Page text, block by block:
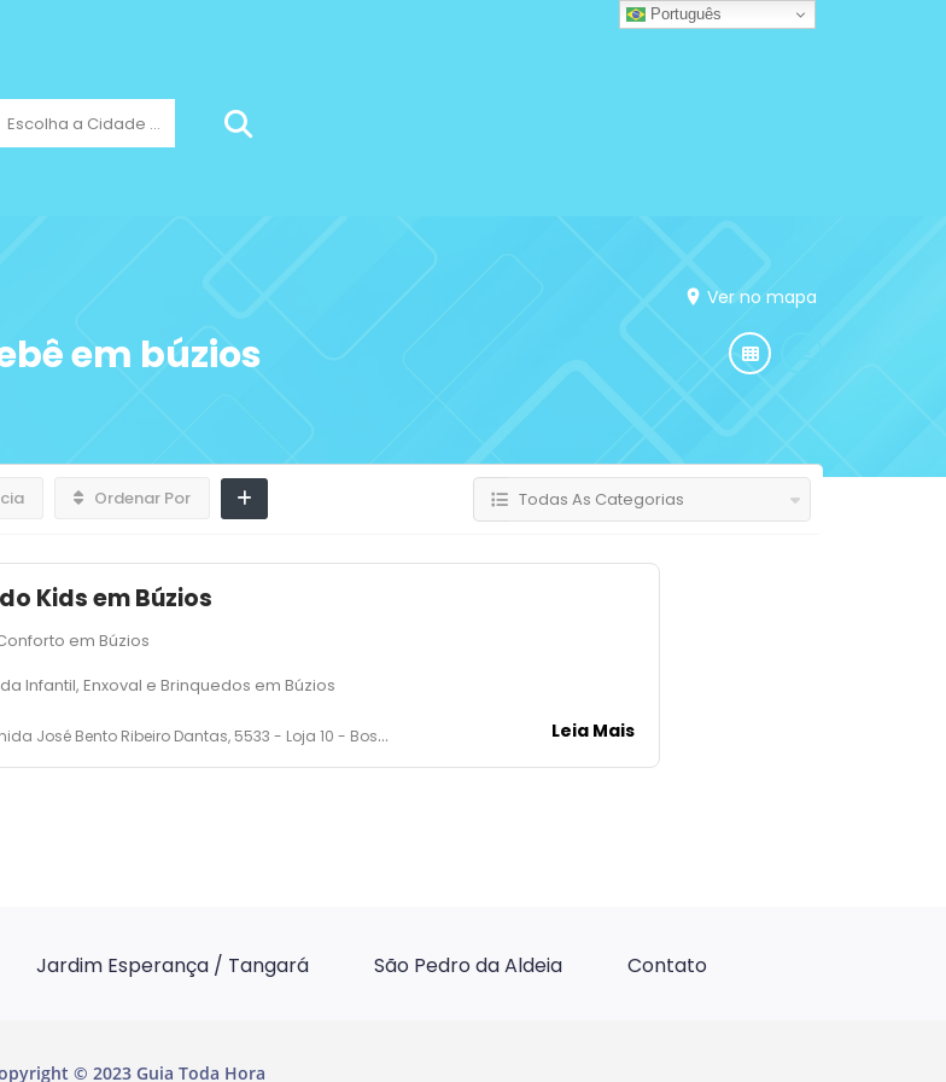
Escolha a Cidade ...
Ver no mapa
em búzios
Ordenar Por Todas As Categorias
Kids em Búzios
em Búzios
Infantil, Enxoval e Brinquedos em Búzios
José Bento Ribeiro Dantas, 5533 - Loja 10 - Bosque de Geribá - Armação dos Búzios Leia Mais
Jardim Esperança / Tangará São Pedro da Aldeia Contato
© 2023 Guia Toda Hora
Português